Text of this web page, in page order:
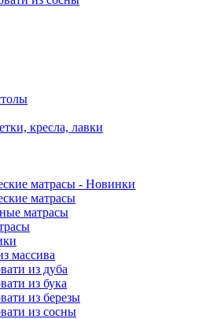
кресла, лавки
матрасы - Новинки
матрасы
матрасы
массива
из дуба
из бука
из березы
из сосны